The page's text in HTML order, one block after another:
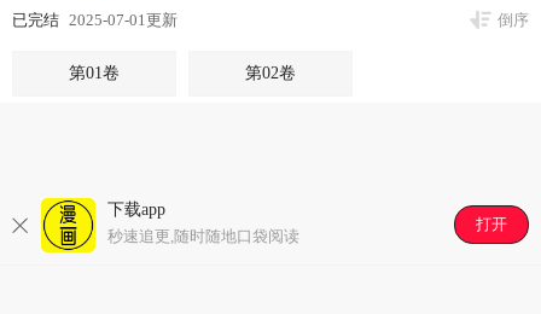
已完结 2025-07-01更新 倒序
第01卷 第02卷
下载app
好漫画,为看漫画的人而生
秒速追更,随时随地口袋阅读
打开